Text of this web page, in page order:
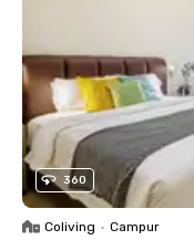
360
Coliving • Campur